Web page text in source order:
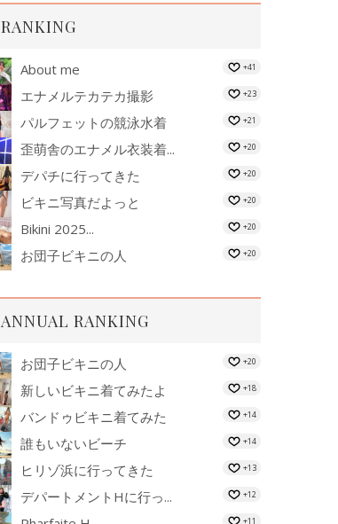
RANKING
About me +41
エナメルテカテカ撮影 +23
パルフェットの競泳水着 +21
歪萌舎のエナメル衣装着... +20
デパチに行ってきた +20
ビキニ写真だよっと +20
Bikini 2025... +20
お団子ビキニの人 +20
ANNUAL RANKING
お団子ビキニの人 +20
新しいビキニ着てみたよ +18
バンドゥビキニ着てみた +14
誰もいないビーチ +14
ヒリゾ浜に行ってきた +13
デパートメントHに行っ... +12
+11